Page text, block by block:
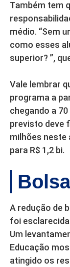
Também tem
médio. “Sem
como esses
superior? ”,
Vale lembrar
programa a
chegando a
previsto deve
milhões neste
para R$ 1,2 bi.
A redução de
foi
Um
Educação
atingido os